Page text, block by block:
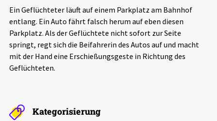
Dossiers
Leipziger Zustände
Phänomene
Ein Geflüchteter läuft auf einem Parkplatz am Bahnhof
entlang. Ein Auto fährt falsch herum auf eben diesen
Parkplatz. Als der Geflüchtete nicht sofort zur Seite
springt, regt sich die Beifahrerin des Autos auf und macht
mit der Hand eine Erschießungsgeste in Richtung des
Geflüchteten.
Kategorisierung
Exportieren Filter Erklärungen